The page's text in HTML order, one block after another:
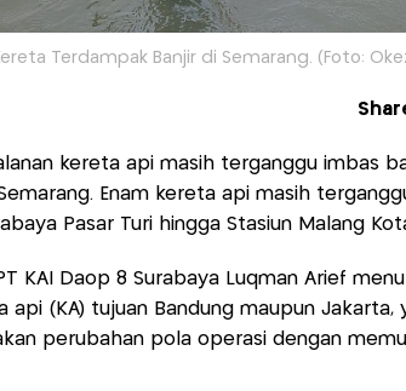
Terdampak Banjir di Semarang. (Foto:
kereta api masih terganggu imbas
Enam kereta api masih
Pasar Turi hingga Stasiun Malang
KAI Daop 8 Surabaya Luqman Arief
api (KA) tujuan Bandung maupun
perubahan pola operasi dengan